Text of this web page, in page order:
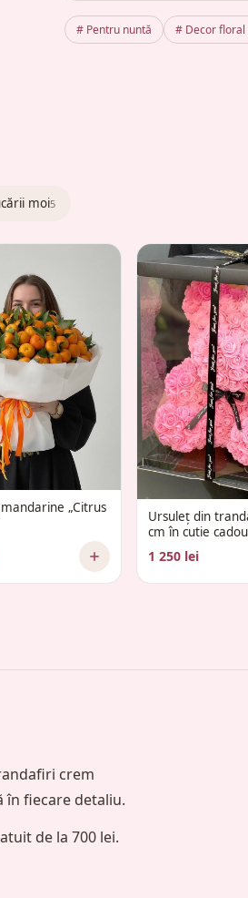
# Pentru nuntă # Decor
moi5
„Citrus
Ursuleț din
cm în cutie cadou
1 250 lei
crem
în fiecare detaliu.
de la 700 lei.